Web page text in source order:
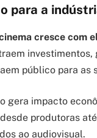
para a
cresce com
investimentos,
público para as
gera impacto
produtoras
ao audiovisual.